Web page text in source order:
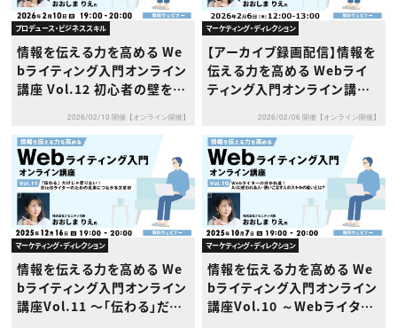
プロフェッショナル×つながる×メディア
プロデュース・ビジネススキル
情報を伝える力を高める We
bライティング入門オンライン
講座 Vol.12 初心者の壁を突
2026/02/10 開催【オンライン開催】
マーケティング・ディレクション
【アーカイブ録画配信】情報を
伝える力を高める Webライ
ティング入門オンライン講座V
2026/02/06 開催【オンライン開催】
マーケティング・ディレクション
情報を伝える力を高める We
bライティング入門オンライン
講座Vol.11 〜「伝わる」だけ
マーケティング・ディレクション
情報を伝える力を高める We
bライティング入門オンライン
講座Vol.10 ～Webライター